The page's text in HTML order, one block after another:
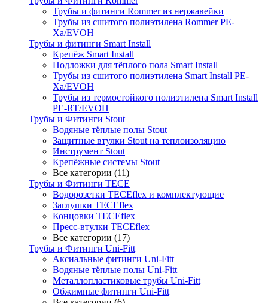
Трубы и фитинги Rommer из нержавейки
Трубы из сшитого полиэтилена Rommer PE-
Xa/EVOH
Трубы и фитинги Smart Install
Крепёж Smart Install
Подложки для тёплого пола Smart Install
Трубы из сшитого полиэтилена Smart Install PE-
Xa/EVOH
Трубы из термостойкого полиэтилена Smart Install
PE-RT/EVOH
Трубы и Фитинги Stout
Водяные тёплые полы Stout
Защитные втулки Stout на теплоизоляцию
Инструмент Stout
Крепёжные системы Stout
Все категории (11)
Трубы и Фитинги TECE
Водорозетки TECEflex и комплектующие
Заглушки TECEflex
Концовки TECEflex
Пресс-втулки TECEflex
Все категории (17)
Трубы и Фитинги Uni-Fitt
Аксиальные фитинги Uni-Fitt
Водяные тёплые полы Uni-Fitt
Металлопластиковые трубы Uni-Fitt
Обжимные фитинги Uni-Fitt